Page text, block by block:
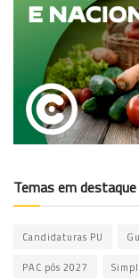
Temas em destaque
Candidaturas PU
PAC pós 2027